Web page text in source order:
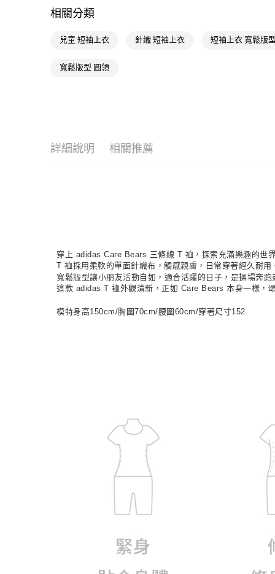
相關分類
兒童 短袖上衣 針織 短袖上衣 短袖上衣 寬鬆版
寬鬆版型 圓領
詳細說明 相關推薦
穿上 adidas Care Bears 三條線 T 裇，探索充滿樂趣的世
T 裇採用柔軟的單面針織布，觸感親膚，日常穿著經久耐
寬鬆版型讓小朋友活動自如，適合活躍的日子，是操場奔
這款 adidas T 裇外觀清新，正如 Care Bears 本身一樣，
模特身高150cm/胸圍70cm/腰圍60cm/穿著尺寸152